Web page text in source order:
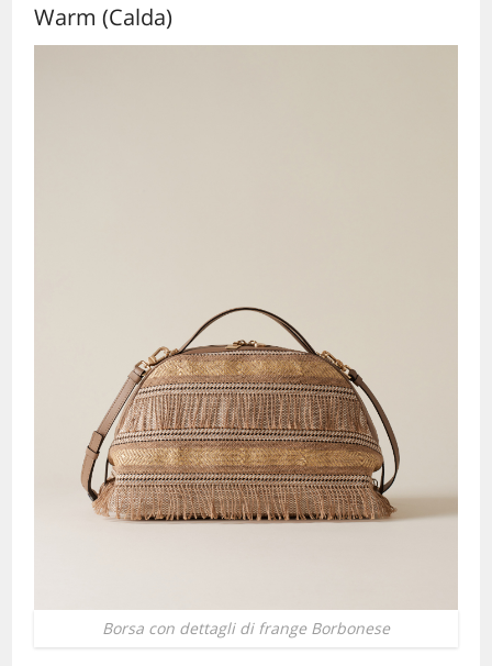
Warm (Calda)
Borsa con dettagli di frange Borbonese